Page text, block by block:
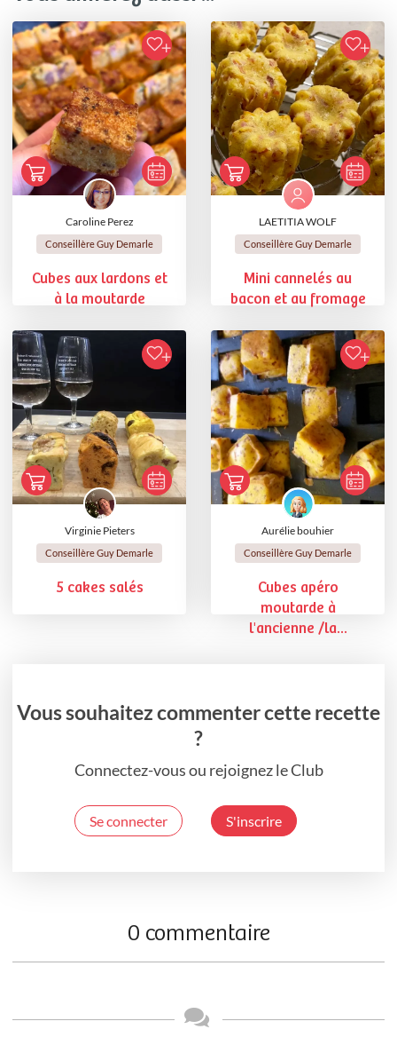
Caroline Perez
Conseillère Guy Demarle
Cubes aux lardons et
à la moutarde
LAETITIA WOLF
Conseillère Guy Demarle
Mini cannelés au
bacon et au fromage
Virginie Pieters
Conseillère Guy Demarle
5 cakes salés
Aurélie bouhier
Conseillère Guy Demarle
Cubes apéro
moutarde à
l'ancienne /la...
Vous souhaitez commenter cette recette
?
Connectez-vous ou rejoignez le Club
Se connecter S'inscrire
0 commentaire